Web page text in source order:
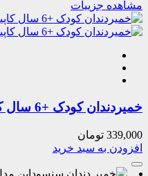
مشاهده جزییات
خمیردندان کودک +6 سال کاپیتانو
339,000 تومان
افزودن به سبد خرید